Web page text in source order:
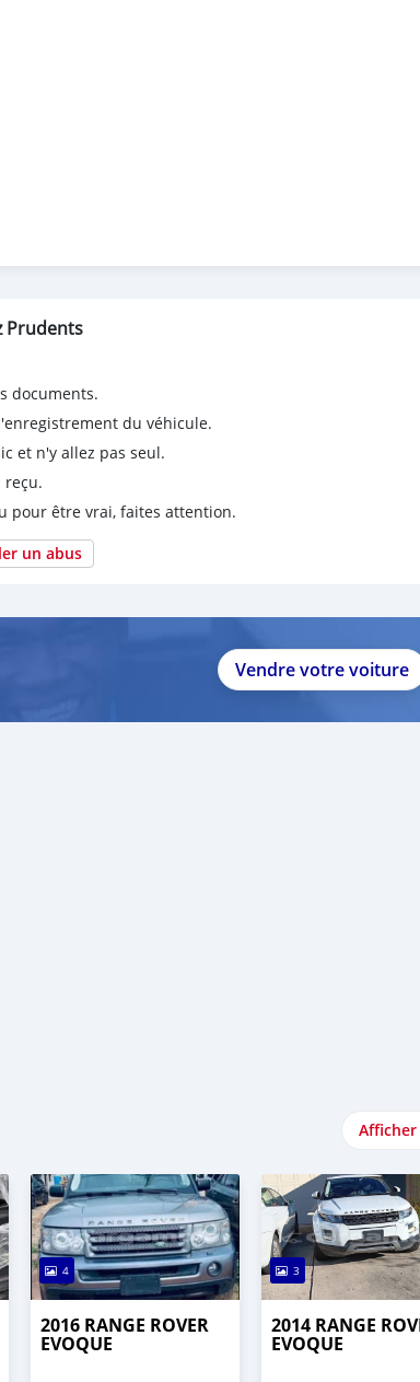
Prudents
documents.
du véhicule.
et n'y allez pas seul.
reçu.
pour être vrai, faites attention.
un abus
Vendre votre voiture
4
2016 RANGE ROVER
EVOQUE
3
2014 RANGE
EVOQUE